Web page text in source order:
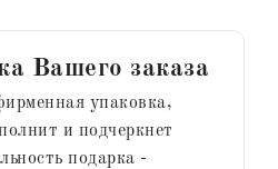
Вашего заказа
упаковка,
и подчеркнет
подарка -